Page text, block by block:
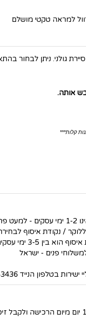
למראה טקטי מושלם
גולני. ניתן לבחור
אותה.
קלות***
3-5 ימי עסקים.
הנייד 054-6643436 ****